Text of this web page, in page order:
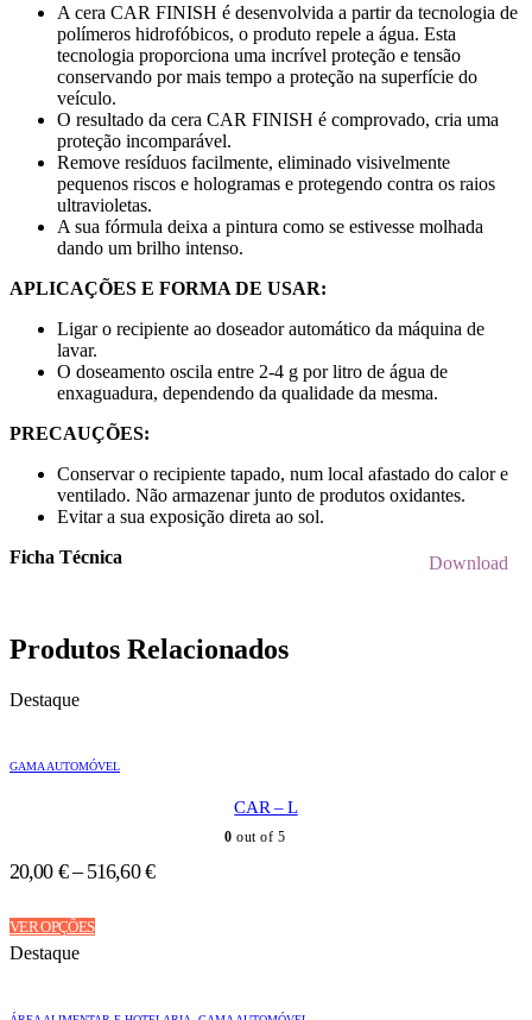
A cera CAR FINISH é desenvolvida a partir da tecnologia de
polímeros hidrofóbicos, o produto repele a água. Esta
tecnologia proporciona uma incrível proteção e tensão
conservando por mais tempo a proteção na superfície do
veículo.
O resultado da cera CAR FINISH é comprovado, cria uma
proteção incomparável.
Remove resíduos facilmente, eliminado visivelmente
pequenos riscos e hologramas e protegendo contra os raios
ultravioletas.
A sua fórmula deixa a pintura como se estivesse molhada
dando um brilho intenso.
APLICAÇÕES E FORMA DE USAR:
Ligar o recipiente ao doseador automático da máquina de
lavar.
O doseamento oscila entre 2-4 g por litro de água de
enxaguadura, dependendo da qualidade da mesma.
PRECAUÇÕES:
Conservar o recipiente tapado, num local afastado do calor e
ventilado. Não armazenar junto de produtos oxidantes.
Evitar a sua exposição direta ao sol.
Ficha Técnica
Download
Produtos Relacionados
Destaque
GAMA AUTOMÓVEL
CAR – L
0 out of 5
20,00 €–516,60€
VER OPÇÕESThis
product
Destaque